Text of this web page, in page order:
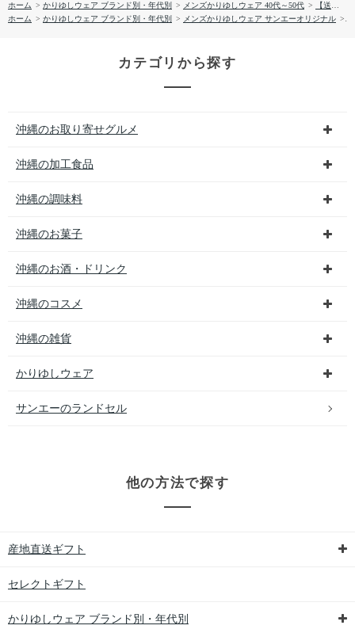
ホーム > かりゆしウェア ブランド別・年代別 > メンズかりゆしウェア 40代～50代 >
【送料無料】イースターリリー 形態安定 かりゆしウェアP1026-10
ホーム > かりゆしウェア ブランド別・年代別 > メンズかりゆしウェア サンエーオリジナル >
カテゴリから探す
沖縄のお取り寄せグルメ
沖縄の加工食品
沖縄の調味料
沖縄のお菓子
沖縄のお酒・ドリンク
沖縄のコスメ
沖縄の雑貨
かりゆしウェア
サンエーのランドセル
他の方法で探す
産地直送ギフト
セレクトギフト
かりゆしウェア ブランド別・年代別